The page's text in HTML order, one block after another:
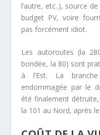
l’autre, etc..), source
budget PV, voire
pas forcément idiot.
Les autoroutes (la
bondée, la 80) sont
à l’Est. La
endommagée par le
été finalement
la 101 au Nord, après le